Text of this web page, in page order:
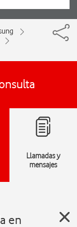
Llamadas y
mensajes
en